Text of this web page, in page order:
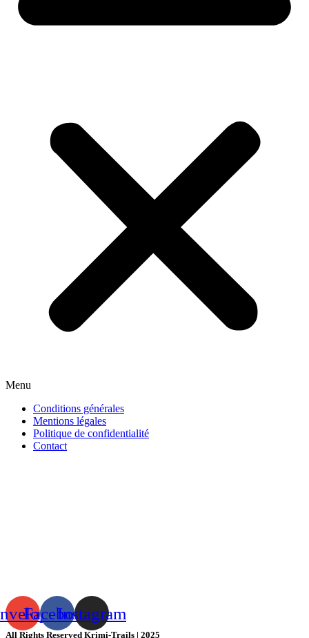
Menu
Conditions générales
Mentions légales
Politique de confidentialité
Contact
FacebookInstagram
All Rights Reserved Krimi-Trails | 2025